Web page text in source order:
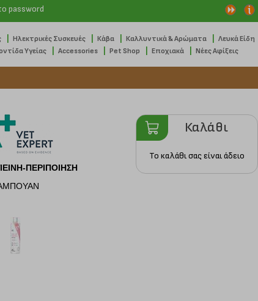
password
Ηλεκτρικές Συσκευές Κάβα Καλλυντικά & Αρώματα Λευκά Είδη
Υγείας Accessories Pet Shop Εποχιακά Νέες Αφίξεις
ΠΕΡΙΠΟΙΗΣΗ
Καλάθι
Το καλάθι σας είναι άδειο